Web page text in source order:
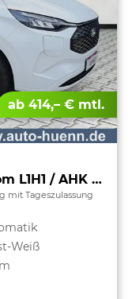
ab 414,– € mtl.
E 320 L1 Limited RWD Custom L1H1 / AHK /KeyFree
mit Tageszulassung
Weiß